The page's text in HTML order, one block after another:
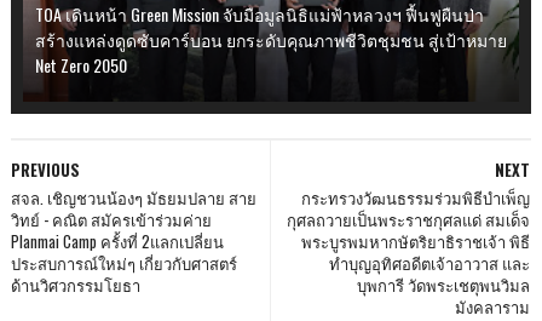
TOA เดินหน้า Green Mission จับมือมูลนิธิแม่ฟ้าหลวงฯ ฟื้นฟูผืนป่า
สร้างแหล่งดูดซับคาร์บอน ยกระดับคุณภาพชีวิตชุมชน สู่เป้าหมาย
Net Zero 2050
NEXT
กระทรวงวัฒนธรรมร่วมพิธีบำเพ็ญ
กุศลถวายเป็นพระราชกุศลแด่ สมเด็จ
พระบูรพมหากษัตริยาธิราชเจ้า พิธี
ทำบุญอุทิศอดีตเจ้าอาวาส และ
บุพการี วัดพระเชตุพนวิมล
มังคลาราม
PREVIOUS
สจล. เชิญชวนน้องๆ มัธยมปลาย สาย
วิทย์ - คณิต สมัครเข้าร่วมค่าย
Planmai Camp ครั้งที่ 2แลกเปลี่ยน
ประสบการณ์ใหม่ๆ เกี่ยวกับศาสตร์
ด้านวิศวกรรมโยธา